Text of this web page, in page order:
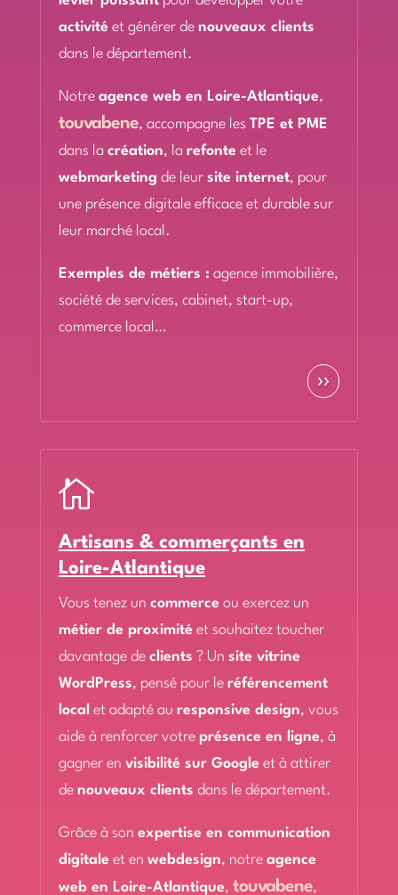
activité et générer de nouveaux clients
dans le département.
Notre agence web en Loire-Atlantique,
touvabene, accompagne lesTPE et PME
dans la création, la refonte et le
webmarketing de leur site internet, pour
une présence digitale efficace et durable sur
leur marché local.
Exemples de métiers : agence immobilière,
société de services, cabinet, start-up,
commerce local…
››

Artisans & commerçants en
Loire-Atlantique
Vous tenez un commerce ou exercez un
métier de proximité et souhaitez toucher
davantage de clients ? Un site vitrine
WordPress, pensé pour le référencement
local et adapté au responsive design, vous
aide à renforcer votre présence en ligne, à
gagner en visibilité sur Google et à attirer
de nouveaux clients dans le département.
Grâce à son expertise en communication
digitale et en webdesign, notre agence
web en Loire-Atlantique, touvabene,